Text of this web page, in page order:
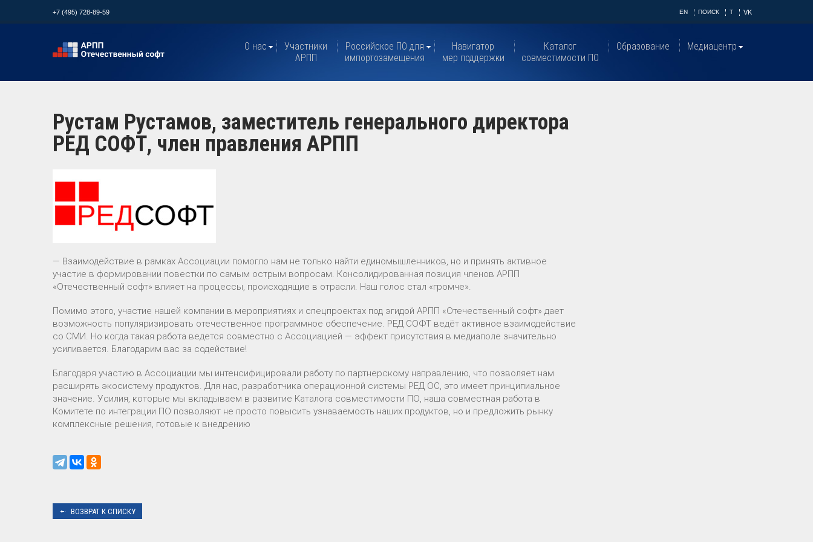
+7 (495) 728-89-59 EN ПОИСК T VK
О нас
Участники
АРПП
Российское ПО для
импортозамещения
Навигатор
мер поддержки
Каталог
совместимости ПО
Образование Медиацентр
Рустам Рустамов, заместитель генерального директора
РЕД СОФТ, член правления АРПП
— Взаимодействие в рамках Ассоциации помогло нам не только найти единомышленников, но и принять активное
участие в формировании повестки по самым острым вопросам. Консолидированная позиция членов АРПП
«Отечественный софт» влияет на процессы, происходящие в отрасли. Наш голос стал «громче».
Помимо этого, участие нашей компании в мероприятиях и спецпроектах под эгидой АРПП «Отечественный софт» дает
возможность популяризировать отечественное программное обеспечение. РЕД СОФТ ведёт активное взаимодействие
со СМИ. Но когда такая работа ведется совместно с Ассоциацией — эффект присутствия в медиаполе значительно
усиливается. Благодарим вас за содействие!
Благодаря участию в Ассоциации мы интенсифицировали работу по партнерскому направлению, что позволяет нам
расширять экосистему продуктов. Для нас, разработчика операционной системы РЕД ОС, это имеет принципиальное
значение. Усилия, которые мы вкладываем в развитие Каталога совместимости ПО, наша совместная работа в
Комитете по интеграции ПО позволяют не просто повысить узнаваемость наших продуктов, но и предложить рынку
комплексные решения, готовые к внедрению
ВОЗВРАТ К СПИСКУ